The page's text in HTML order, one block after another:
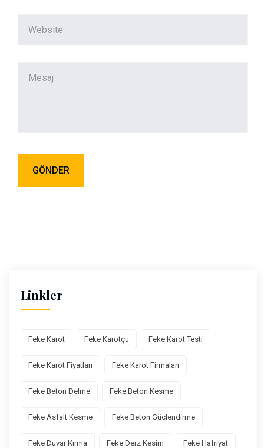
Linkler
Feke Karot Feke Karotçu Feke Karot Testi
Feke Karot Fiyatları Feke Karot Firmaları
Feke Beton Delme Feke Beton Kesme
Feke Asfalt Kesme Feke Beton Güçlendirme
Feke Duvar Kırma Feke Derz Kesim Feke Hafriyat